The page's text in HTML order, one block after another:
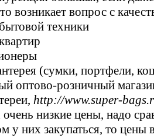
возникает вопрос с
техники
(сумки, портфели,
оптово-розничный
http://www.super-
низкие цены, надо
у них закупаться, то цены